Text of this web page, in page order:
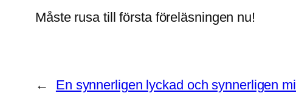
Måste rusa till första föreläsningen nu!
← En synnerligen lyckad och synnerligen